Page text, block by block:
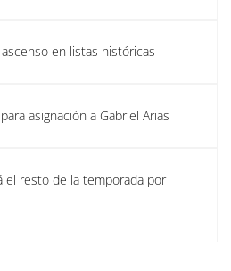
en listas históricas
asignación a Gabriel Arias
el resto de la temporada por